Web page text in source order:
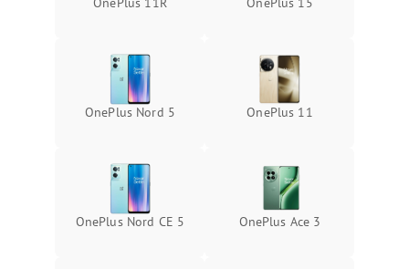
OnePlus Nord 5 OnePlus 11
OnePlus Nord CE 5 OnePlus Ace 3